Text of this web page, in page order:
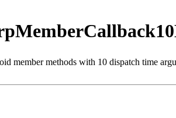
member methods with 10 dispatch time